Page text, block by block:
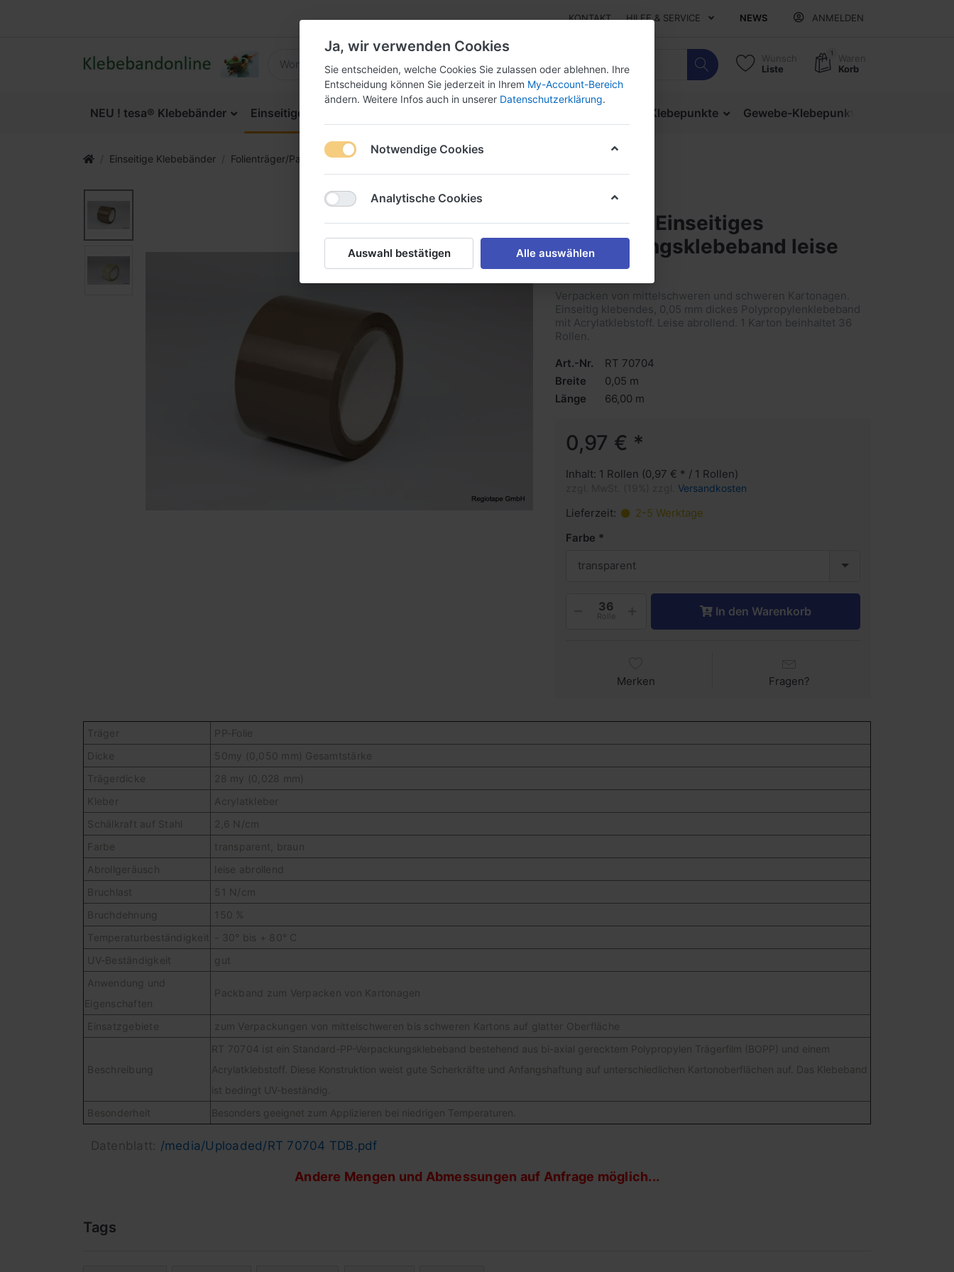
KONTAKT HILFE & SERVICE NEWS ANMELDEN
Wunsch
Liste
1
Waren
Korb
NEU ! tesa® Klebebänder Einseitige Klebebänder Doppelseitige Klebepunkte Gewebe-Klebepunkte
Einseitige Klebebänder Folienträger/Packband RT 70704 Einseitiges Verpackungsklebeband leise abrollend
RT 70704 Einseitiges
Verpackungsklebeband leise
abrollend
Verpacken von mittelschweren und schweren Kartonagen.
Einseitig klebendes, 0,05 mm dickes Polypropylenklebeband
mit Acrylatklebstoff. Leise abrollend. 1 Karton beinhaltet 36
Rollen.
Art.-Nr.
RT 70704
Breite
0,05 m
Länge
66,00 m
0,97 € *
Inhalt: 1 Rollen (0,97 € * / 1 Rollen)
Versandkosten
Lieferzeit:
2-5 Werktage
Farbe
transparent
Rolle In den Warenkorb
Merken Fragen?
Träger
PP-Folie
Dicke
50my (0,050 mm) Gesamtstärke
Trägerdicke
28 my (0,028 mm)
Kleber
Acrylatkleber
Schälkraft auf Stahl
2,6 N/cm
Farbe
transparent, braun
Abrollgeräusch
leise abrollend
Bruchlast
51 N/cm
Bruchdehnung
150 %
Temperaturbeständigkeit - 30° bis + 80° C
UV-Beständigkeit
gut
Anwendung und
Eigenschaften
Packband zum Verpacken von Kartonagen
Einsatzgebiete zum Verpackungen von mittelschweren bis schweren Kartons auf glatter Oberfläche
Beschreibung
RT 70704 ist ein Standard-PP-Verpackungsklebeband bestehend aus bi-axial gerecktem Polypropylen Trägerfilm (BOPP) und einem
Acrylatklebstoff. Diese Konstruktion weist gute Scherkräfte und Anfangshaftung auf unterschiedlichen Kartonoberflächen auf. Das Klebeband
ist bedingt UV-beständig.
Besonderheit
Besonders geeignet zum Applizieren bei niedrigen Temperaturen.
Datenblatt: /media/Uploaded/RT 70704 TDB.pdf
Andere Mengen und Abmessungen auf Anfrage möglich...
Tags
Ja, wir verwenden Cookies
Sie entscheiden, welche Cookies Sie zulassen oder ablehnen. Ihre
Entscheidung können Sie jederzeit in Ihrem My-Account-Bereich
ändern. Weitere Infos auch in unserer Datenschutzerklärung.
Notwendige Cookies
Analytische Cookies
Auswahl bestätigen Alle auswählen